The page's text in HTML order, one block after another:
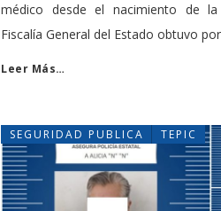
médico desde el nacimiento de
Fiscalía General del Estado obtuvo por
Leer Más…
SEGURIDAD PUBLICA TEPIC